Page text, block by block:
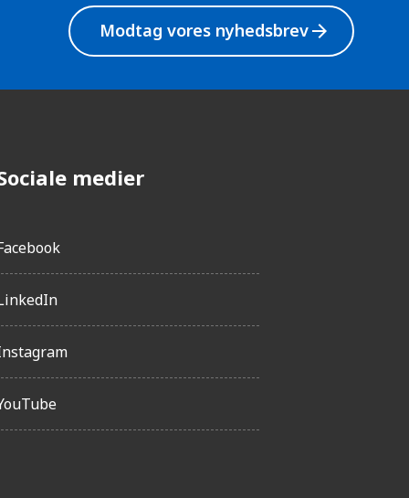
Modtag vores nyhedsbrevarrow_forward
medier